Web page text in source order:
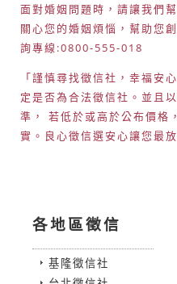
面對婚姻問題時，請讓我們
關心您的婚姻煩惱，幫助您
詢專線:0800-555-018
「謹慎尋找徵信社，幸福安
定是否為合法徵信社。並且
準， 若低於或高於公布價格
實。良心徵信選安心讓您最放
各地區徵信
基隆徵信社